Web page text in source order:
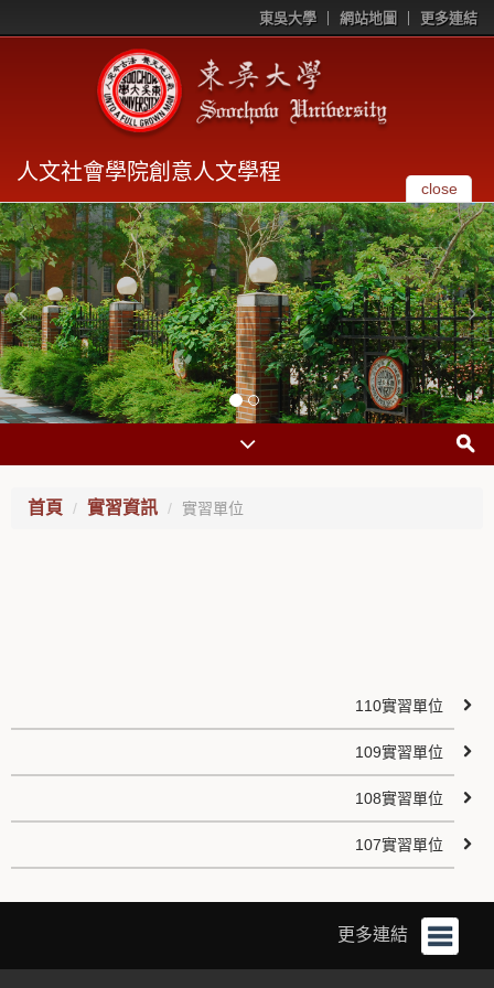
東吳大學 網站地圖 更多連結
人文社會學院創意人文學程
close
首頁 實習資訊 實習單位
110實習單位
109實習單位
108實習單位
107實習單位
更多連結